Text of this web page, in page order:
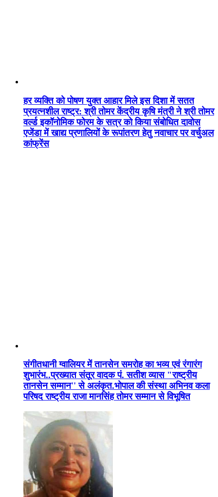
हर व्यक्ति को पोषण युक्त आहार मिले इस दिशा में सतत
प्रयत्नशील राष्ट्र: श्री तोमर केंद्रीय कृषि मंत्री ने श्री तोमर
वर्ल्ड इकॉनोमिक फोरम के सत्र को किया संबोधित दावोस
एजेंडा में खाद्य प्रणालियों के रूपांतरण हेतु नवाचार पर वर्चुअल
कांफ्रेंस
संगीतधानी ग्वालियर में तानसेन समरोह का भव्य एवं रंगारंग
शुभारंभ..प्रख्यात संतूर वादक पं. सतीश व्यास "राष्ट्रीय
तानसेन सम्मान'' से अलंकृत.भोपाल की संस्था अभिनव कला
परिषद राष्ट्रीय राजा मानसिंह तोमर सम्मान से विभूषित